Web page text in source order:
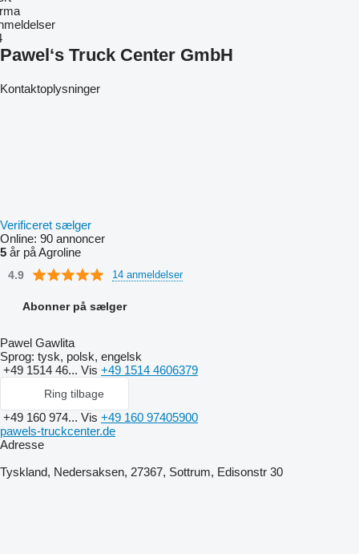
Pawel‘s Truck Center GmbH
Kontaktoplysninger
Verificeret sælger
Online: 90 annoncer
5 år på Agroline
4.9 14 anmeldelser
Abonner på sælger
Pawel Gawlita
Sprog: tysk, polsk, engelsk
+49 1514 46... Vis +49 1514 4606379
Ring tilbage
+49 160 974... Vis +49 160 97405900
pawels-truckcenter.de
Adresse
Tyskland, Nedersaksen, 27367, Sottrum, Edisonstr 30